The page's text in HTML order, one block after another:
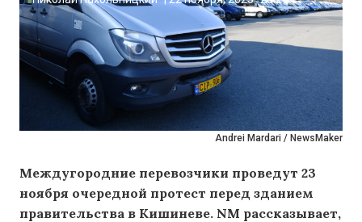
Andrei Mardari / NewsMaker
Междугородние перевозчики проведут 23
ноября очередной протест перед зданием
правительства в Кишиневе. NM рассказывает,